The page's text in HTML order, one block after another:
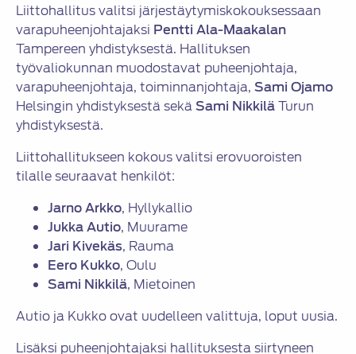
Liittohallitus valitsi järjestäytymiskokouksessaan
varapuheenjohtajaksi Pentti Ala-Maakalan
Tampereen yhdistyksestä. Hallituksen
työvaliokunnan muodostavat puheenjohtaja,
varapuheenjohtaja, toiminnanjohtaja, Sami Ojamo
Helsingin yhdistyksestä sekäSami NikkiläTurun
yhdistyksestä.
Liittohallitukseen kokous valitsi erovuoroisten
tilalle seuraavat henkilöt:
Jarno Arkko, Hyllykallio
Jukka Autio, Muurame
Jari Kivekäs, Rauma
Eero Kukko, Oulu
Sami Nikkilä, Mietoinen
Autio ja Kukko ovat uudelleen valittuja, loput uusia.
Lisäksi puheenjohtajaksi hallituksesta siirtyneen